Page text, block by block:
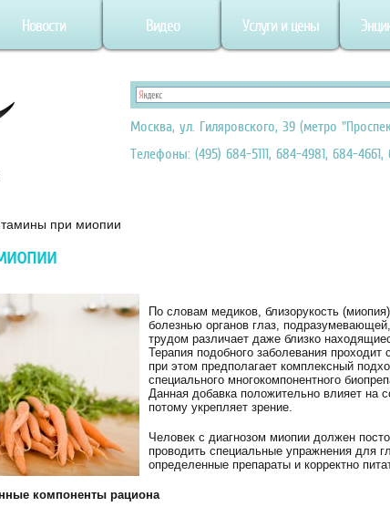
Новости Видео Услуги и цены
Москва, ул. Гиляровского, 39 (метро
Телефоны: (495) 684-5111, 684-4981, 684-
при миопии
По словам медиков, близорукость
болезнью органов глаз,
трудом различает даже близко
Терапия подобного заболевания проходит
при этом предполагает комплексный
специального многокомпонентного
Данная добавка положительно влияет на
потому укрепляет зрение.
Человек с диагнозом миопии должен
проводить специальные упражнения для
определенные препараты и корректно
компоненты рациона